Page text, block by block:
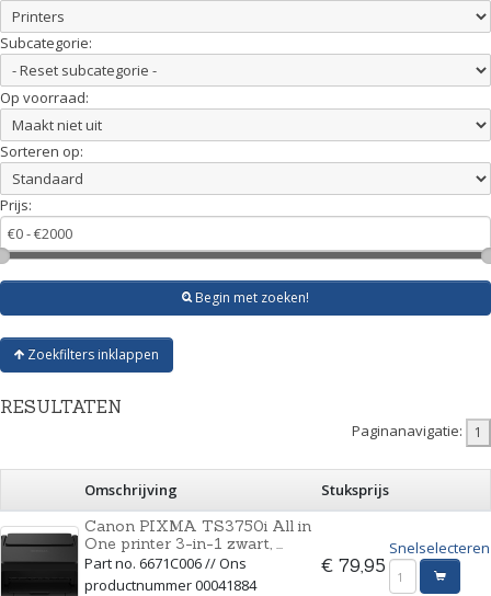
Subcategorie:
Op voorraad:
Sorteren op:
Prijs:
Begin met zoeken!
Zoekfilters inklappen
RESULTATEN
Paginanavigatie:
Omschrijving
Stuksprijs
Canon PIXMA TS3750i All in
One printer 3-in-1 zwart, ...
Part no. 6671C006 // Ons
productnummer 00041884
€ 79,95
Snelselecteren